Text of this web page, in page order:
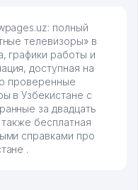
полный
телевизоры» в
графики работы и
доступная на
проверенные
в Узбекистане с
за двадцать
бесплатная
справками про
.